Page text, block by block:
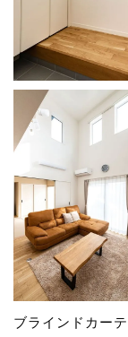
ブラインドカー